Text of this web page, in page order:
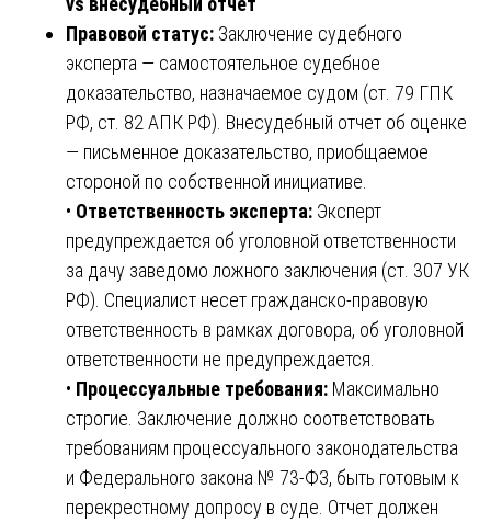
Правовой статус: Заключение судебного
эксперта — самостоятельное судебное
доказательство, назначаемое судом (ст. 79 ГПК
РФ, ст. 82 АПК РФ). Внесудебный отчет об оценке
— письменное доказательство, приобщаемое
стороной по собственной инициативе.
• Ответственность эксперта: Эксперт
предупреждается об уголовной ответственности
за дачу заведомо ложного заключения (ст. 307 УК
РФ). Специалист несет гражданско-правовую
ответственность в рамках договора, об уголовной
ответственности не предупреждается.
• Процессуальные требования: Максимально
строгие. Заключение должно соответствовать
требованиям процессуального законодательства
и Федерального закона № 73-ФЗ, быть готовым к
перекрестному допросу в суде. Отчет должен